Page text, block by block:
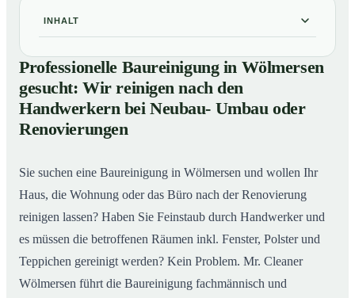
INHALT
01 Professionelle Baureinigung in Wölmersen gesucht:
Wir reinigen nach den Handwerkern bei Neubau-
Umbau oder Renovierungen
02Baureinigung in Wölmersen – Profis im Einsatz
Professionelle Baureinigung in Wölmersen
gesucht: Wir reinigen nach den
Handwerkern bei Neubau- Umbau oder
Renovierungen
Sie suchen eine Baureinigung in Wölmersen und wollen Ihr
Haus, die Wohnung oder das Büro nach der Renovierung
reinigen lassen? Haben Sie Feinstaub durch Handwerker und
es müssen die betroffenen Räumen inkl. Fenster, Polster und
Teppichen gereinigt werden? Kein Problem. Mr. Cleaner
Wölmersen führt die Baureinigung fachmännisch und